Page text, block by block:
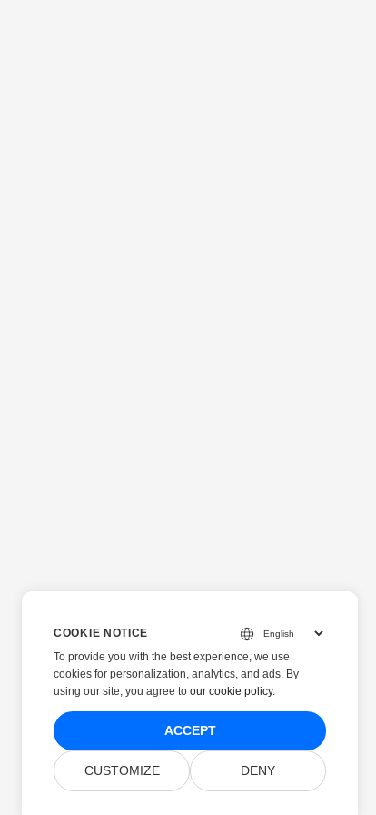
COOKIE NOTICE
To provide you with the best experience, we use
cookies for personalization, analytics, and ads. By
using our site, you agree to our cookie policy.
ACCEPT
CUSTOMIZE DENY